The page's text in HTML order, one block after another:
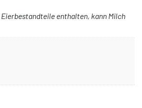
enthalten, kann Milch